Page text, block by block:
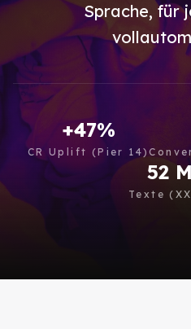
Sprache, für
+47%
CR Uplift (Pier 14)
52
Texte